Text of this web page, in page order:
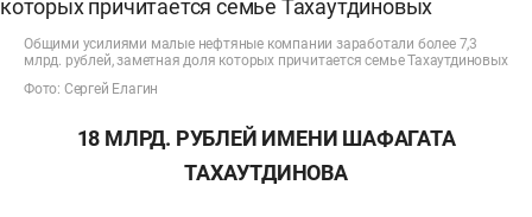
Общими усилиями малые нефтяные компании заработали более 7,3
млрд. рублей, заметная доля которых причитается семье Тахаутдиновых
Фото: Сергей Елагин
18 МЛРД. РУБЛЕЙ ИМЕНИ ШАФАГАТА
ТАХАУТДИНОВА